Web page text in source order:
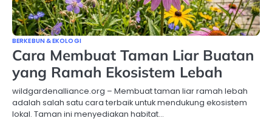
BERKEBUN & EKOLOGI
Cara Membuat Taman Liar Buatan
yang Ramah Ekosistem Lebah
wildgardenalliance.org – Membuat taman liar ramah lebah
adalah salah satu cara terbaik untuk mendukung ekosistem
lokal. Taman ini menyediakan habitat…